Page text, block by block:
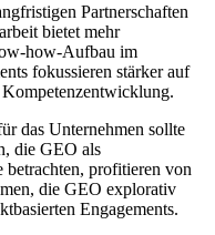
Partnerschaften
bietet mehr
how-Aufbau im
fokussieren stärker auf
das Unternehmen sollte
die GEO als
betrachten, profitieren von
die GEO explorativ
Engagements.